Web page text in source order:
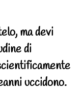
ma devi
di
uccidono.